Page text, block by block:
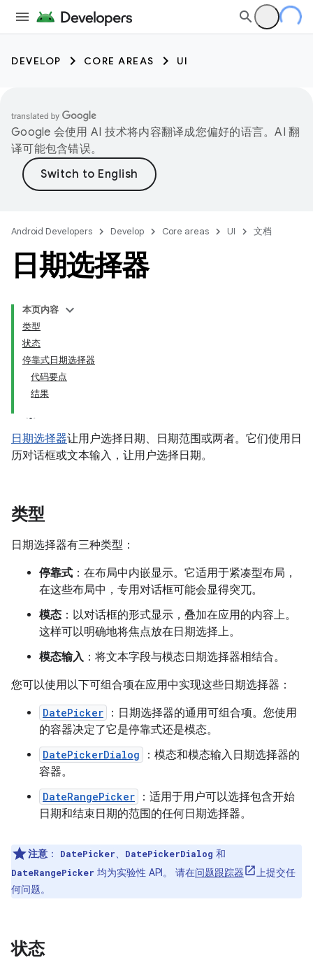
DEVELOP CORE AREAS UI
Google 会使用 AI 技术将内容翻译成您偏好的语言。AI 翻
译可能包含错误。
Android Developers Develop Core areas UI 文档
日期选择器
本页内容
类型
状态
停靠式日期选择器
代码要点
结果
日期选择器让用户选择日期、日期范围或两者。它们使用日
历对话框或文本输入，让用户选择日期。
类型
日期选择器有三种类型：
停靠式 ：在布局中内嵌显示。它适用于紧凑型布局，
在这些布局中，专用对话框可能会显得突兀。
模态 ：以对话框的形式显示，叠加在应用的内容上。
这样可以明确地将焦点放在日期选择上。
模态输入：将文本字段与模态日期选择器相结合。
您可以使用以下可组合项在应用中实现这些日期选择器：
DatePicker
：日期选择器的通用可组合项。您使用
的容器决定了它是停靠式还是模态。
DatePickerDialog
：模态和模态输入日期选择器的
容器。
DateRangePicker
：适用于用户可以选择包含开始
日期和结束日期的范围的任何日期选择器。
注意 ： DatePicker、 DatePickerDialog 和
DateRangePicker 均为实验性 API。 请在问题跟踪器
上提交任
何问题。
状态